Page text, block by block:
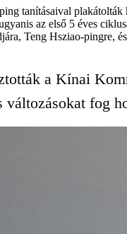
tanításaival
az első 5 éves
Teng Hsziao-pingre,
a Kínai
fog